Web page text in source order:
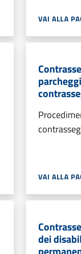
VAI ALLA
VAI ALLA
dei